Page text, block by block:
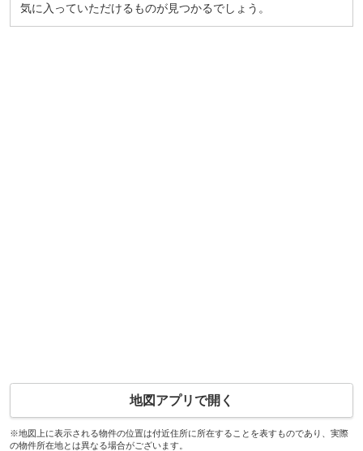
気に入っていただけるものが見つかるでしょう。
地図アプリで開く
※地図上に表示される物件の位置は付近住所に所在することを表すものであり、実際
の物件所在地とは異なる場合がございます。